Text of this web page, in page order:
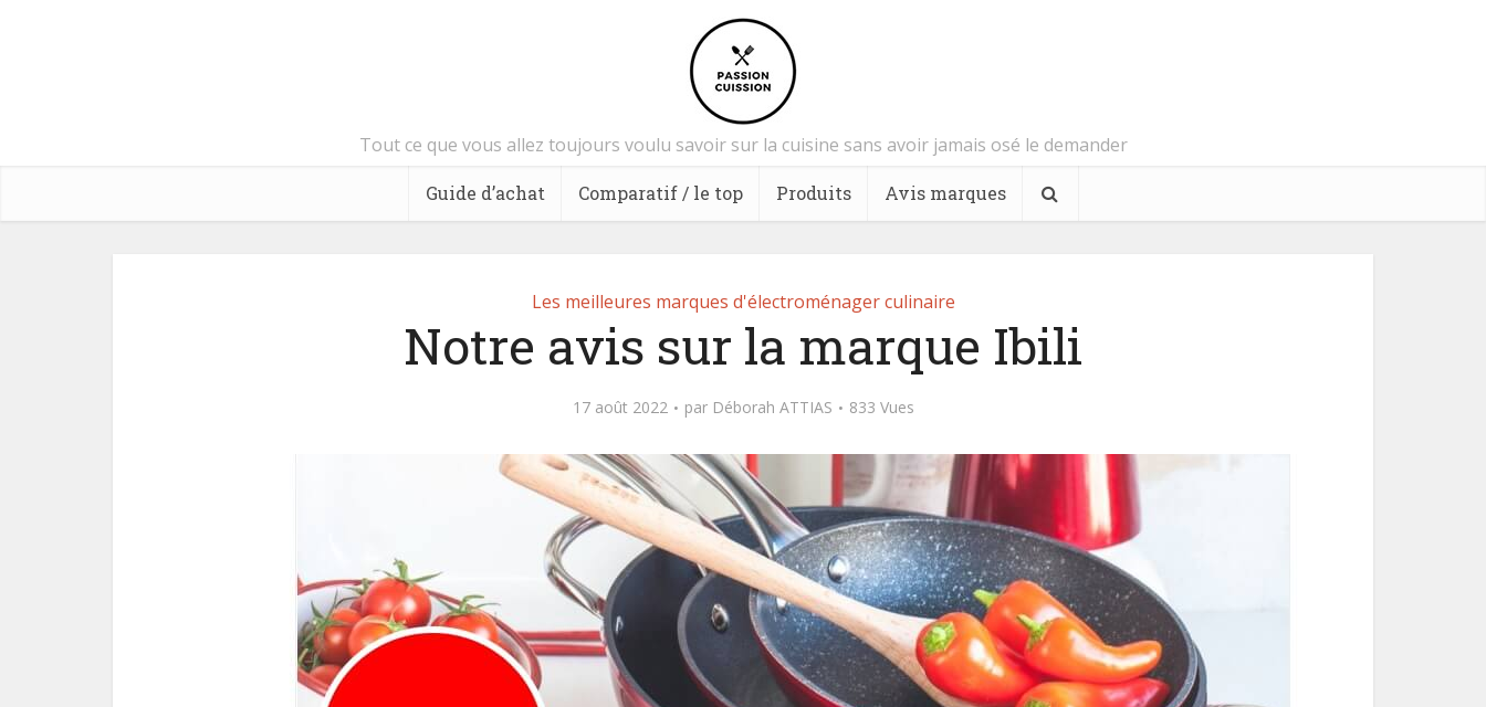
Tout ce que vous allez toujours voulu savoir sur la cuisine sans avoir jamais osé le demander
Guide d’achat Comparatif / le top Produits Avis marques
Les meilleures marques d'électroménager culinaire
Notre avis sur la marque Ibili
17 août 2022 par Déborah ATTIAS 833 Vues